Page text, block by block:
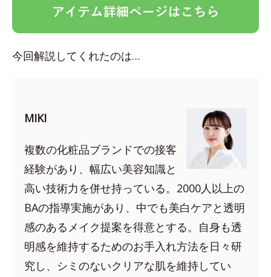
今回解説してくれたのは…
MIKI
複数の化粧品ブランドでの接客
経験があり、幅広い美容知識と
高い技術力を併せ持っている。2000人以上の
BAの指導実施があり、中でも美白ケアと透明
感のあるメイク提案を得意とする。自身も透
明感を維持するためのお手入れ方法を日々研
究し、シミのないクリアな肌を維持してい